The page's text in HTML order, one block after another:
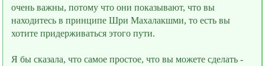
очень важны, потому что они показывают, что вы
находитесь в принципе Шри Махалакшми, то есть вы
хотите придерживаться этого пути.
Я бы сказала, что самое простое, что вы можете сделать -